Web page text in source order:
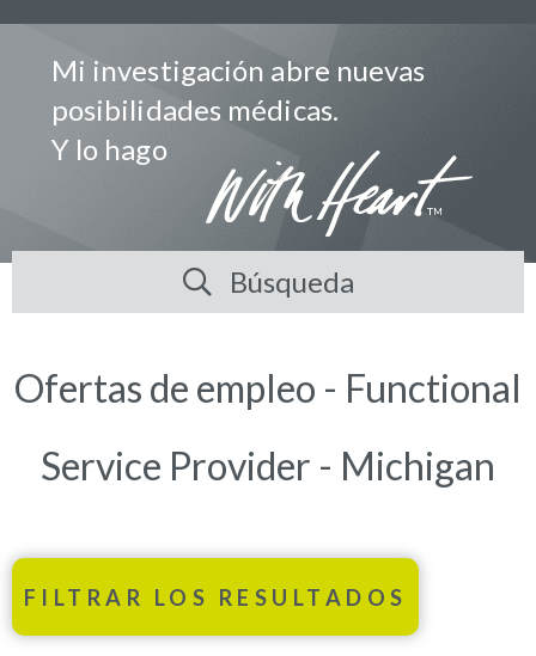
Mi investigación abre nuevas
posibilidades médicas.
Y lo hago
Búsqueda
Ofertas de empleo - Functional
Service Provider - Michigan
FILTRAR LOS RESULTADOS